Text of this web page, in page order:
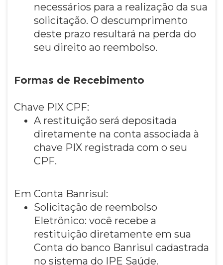
necessários para a realização da sua
solicitação. O descumprimento
deste prazo resultará na perda do
seu direito ao reembolso.
Formas de Recebimento
Chave PIX CPF:
A restituição será depositada
diretamente na conta associada à
chave PIX registrada com o seu
CPF.
Em Conta Banrisul:
Solicitação de reembolso
Eletrônico: você recebe a
restituição diretamente em sua
Conta do banco Banrisul cadastrada
no sistema do IPE Saúde.